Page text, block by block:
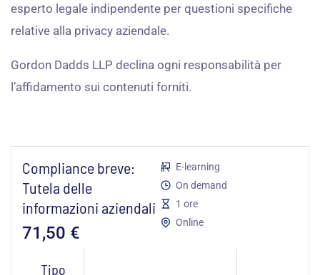
esperto legale indipendente per questioni specifiche
relative alla privacy aziendale.
Gordon Dadds LLP declina ogni responsabilità per
l’affidamento sui contenuti forniti.
Compliance breve:
Tutela delle
informazioni aziendali
71,50 €
Tipo
E-learning
On demand
1 ore
Online